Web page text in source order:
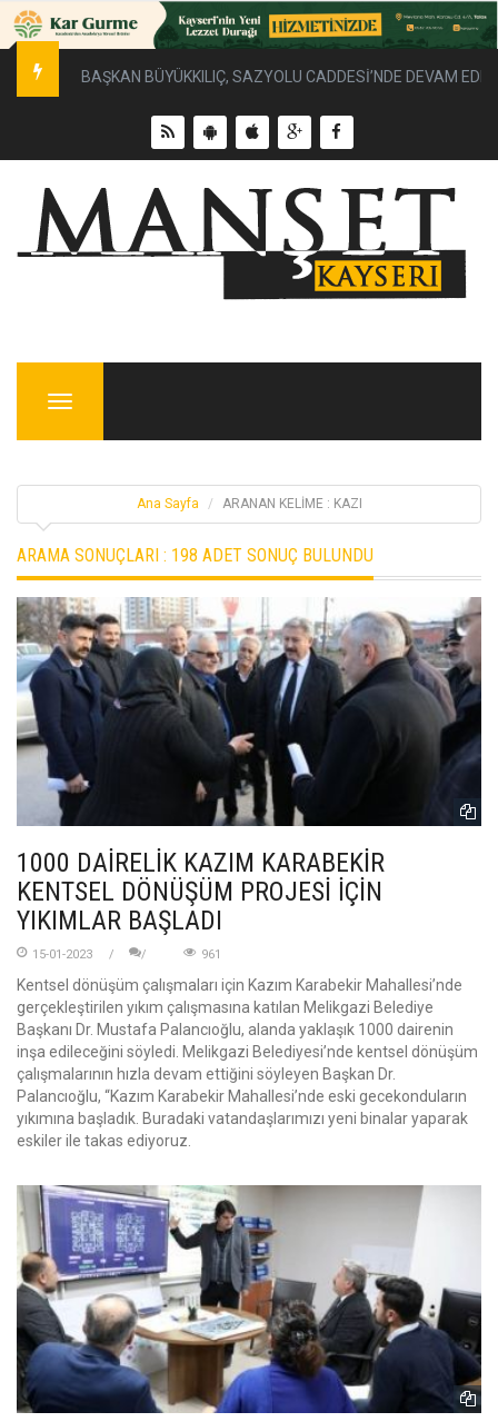
BAŞKAN BÜYÜKKILIÇ, SAZYOLU CADDESİ’NDE DEVAM
Menu
Ana Sayfa ARANAN KELİME : KAZI
ARAMA SONUÇLARI : 198 ADET SONUÇ BULUNDU
1000 DAİRELİK KAZIM KARABEKİR
KENTSEL DÖNÜŞÜM PROJESİ İÇİN
YIKIMLAR BAŞLADI
15-01-2023 961
Kentsel dönüşüm çalışmaları için Kazım Karabekir Mahallesi’nde
gerçekleştirilen yıkım çalışmasına katılan Melikgazi Belediye
Başkanı Dr. Mustafa Palancıoğlu, alanda yaklaşık 1000 dairenin
inşa edileceğini söyledi. Melikgazi Belediyesi’nde kentsel dönüşüm
çalışmalarının hızla devam ettiğini söyleyen Başkan Dr.
Palancıoğlu, “Kazım Karabekir Mahallesi’nde eski gecekonduların
yıkımına başladık. Buradaki vatandaşlarımızı yeni binalar yaparak
eskiler ile takas ediyoruz.